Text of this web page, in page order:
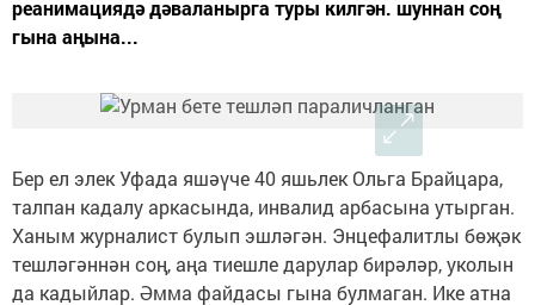
реанимациядә дәваланырга туры килгән. шуннан соң
гына аңына...
Бер ел элек Уфада яшәүче 40 яшьлек Ольга Брайцара,
талпан кадалу аркасында, инвалид арбасына утырган.
Ханым журналист булып эшләгән. Энцефалитлы бөҗәк
тешләгәннән соң, аңа тиешле дарулар бирәләр, уколын
да кадыйлар. Әмма файдасы гына булмаган. Ике атна